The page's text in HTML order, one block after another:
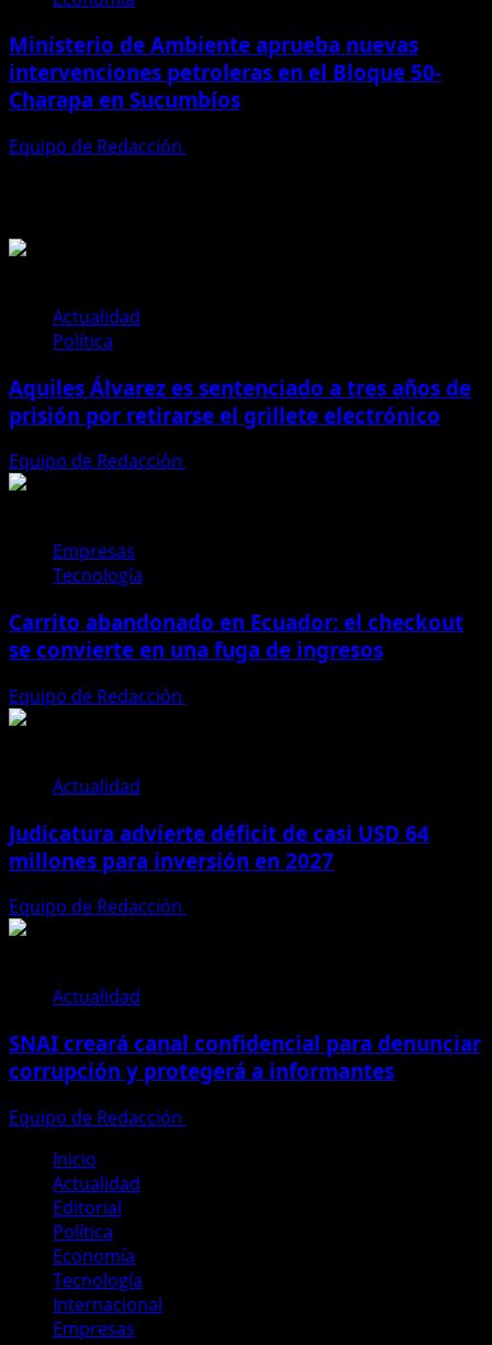
Ministerio de Ambiente aprueba nuevas
intervenciones petroleras en el Bloque 50-
Charapa en Sucumbíos
Equipo de Redacción
Actualidad
Política
Aquiles Álvarez es sentenciado a tres años de
prisión por retirarse el grillete electrónico
Equipo de Redacción
Empresas
Tecnología
Carrito abandonado en Ecuador: el checkout
se convierte en una fuga de ingresos
Equipo de Redacción
Actualidad
Judicatura advierte déficit de casi USD 64
millones para inversión en 2027
Equipo de Redacción
Actualidad
SNAI creará canal confidencial para denunciar
corrupción y protegerá a informantes
Equipo de Redacción
Inicio
Actualidad
Editorial
Política
Economía
Tecnología
Internacional
Empresas